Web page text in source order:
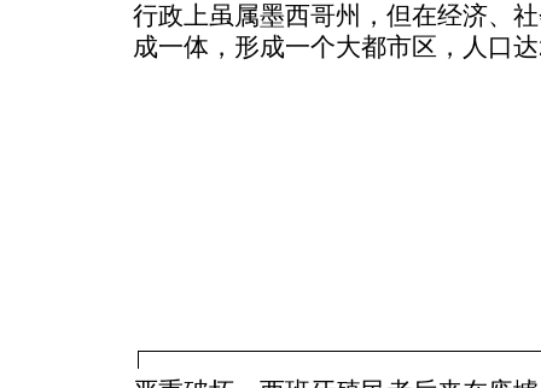
行政上虽属墨西哥州，但在经济、
成一体，形成一个大都市区，人口